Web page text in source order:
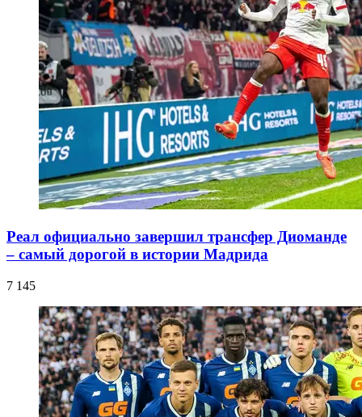
Реал официально завершил трансфер Диоманде
– самый дорогой в истории Мадрида
7 145